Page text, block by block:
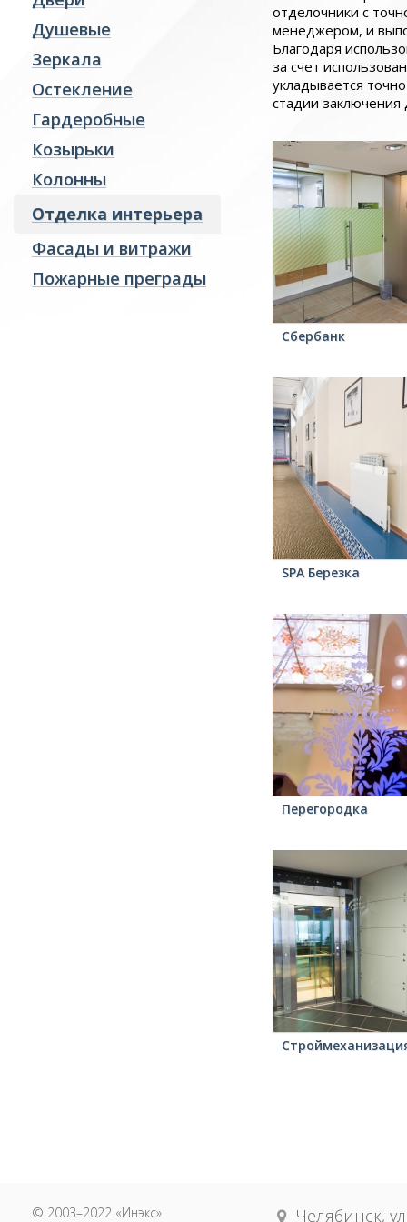
Отделка интерьера
Фасады и витражи
Пожарные преграды
Стекло производство
Ревизионные люки
Душевые
Зеркала
Остекление
Гардеробные
Козырьки
Колонны
Отделка интерьера
Фасады и витражи
Пожарные преграды
отделочники с
менеджером, и
Благодаря
за счет
укладывается
стадии заключения
Сбербанк
SPA Березка
Перегородка
© 2003–2022 «Инэкс» Челябинск,